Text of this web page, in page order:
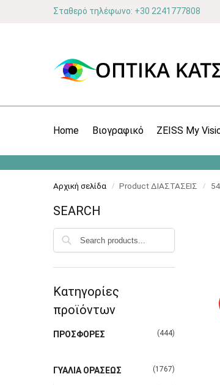
Σταθερό τηλέφωνο: +30 2241777808
Home Βιογραφικό ZEISS My
Αρχική σελίδα / Product ΔΙΑΣΤΑΣΕΙΣ /
SEARCH
Κατηγορίες
προϊόντων
ΠΡΟΣΦΟΡΕΣ (444)
ΓΥΑΛΙΑ ΟΡΑΣΕΩΣ (1767)